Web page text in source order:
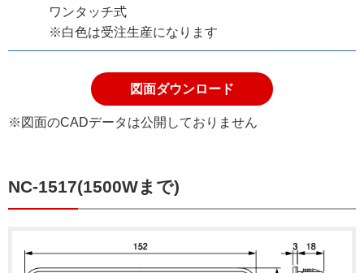
ワンタッチ式
※白色は受注生産になります
図面ダウンロード
※図面のCADデータは公開しておりません
NC-1517(1500Wまで)